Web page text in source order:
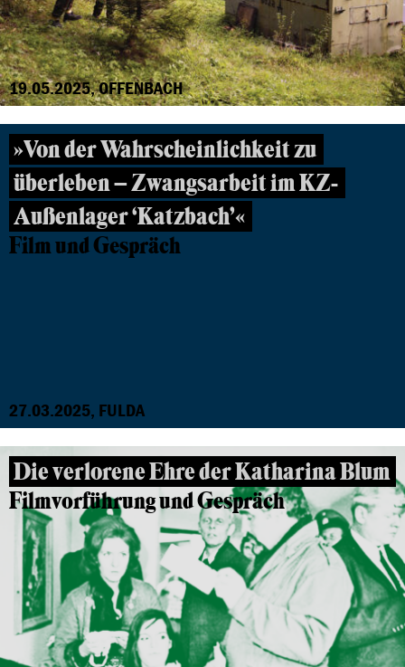
19.05.2025, OFFENBACH
»Von der Wahrscheinlichkeit zu
überleben – Zwangsarbeit im KZ-
Außenlager ‘Katzbach’«
Film und Gespräch
27.03.2025, FULDA
Die verlorene Ehre der Katharina Blum
Filmvorführung und Gespräch